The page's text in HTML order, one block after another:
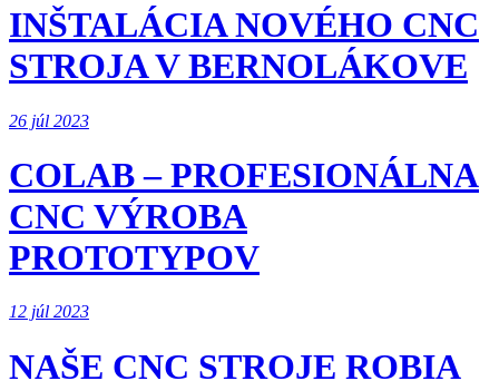
INŠTALÁCIA NOVÉHO CNC
STROJA V BERNOLÁKOVE
26 júl 2023
COLAB – PROFESIONÁLNA
CNC VÝROBA
PROTOTYPOV
12 júl 2023
NAŠE CNC STROJE ROBIA